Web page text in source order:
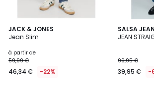
JACK & JONES
Jean Slim
à partir de
59,99 €
46,34 € -22%
SALSA
JEAN
99,95 €
39,95 € -